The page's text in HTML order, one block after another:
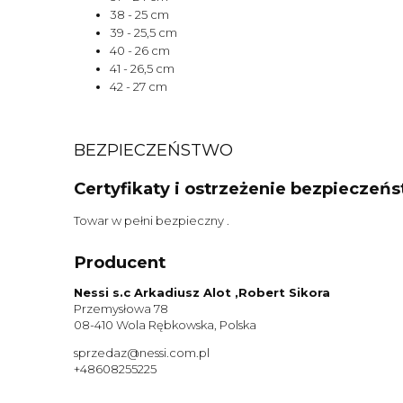
38 - 25 cm
39 - 25,5 cm
40 - 26 cm
41 - 26,5 cm
42 - 27 cm
BEZPIECZEŃSTWO
Certyfikaty i ostrzeżenie
Towar w pełni bezpieczny .
Producent
Nessi s.c Arkadiusz Alot ,Robert Sikora
Przemysłowa 78
08-410 Wola Rębkowska, Polska
sprzedaz@nessi.com.pl
+48608255225